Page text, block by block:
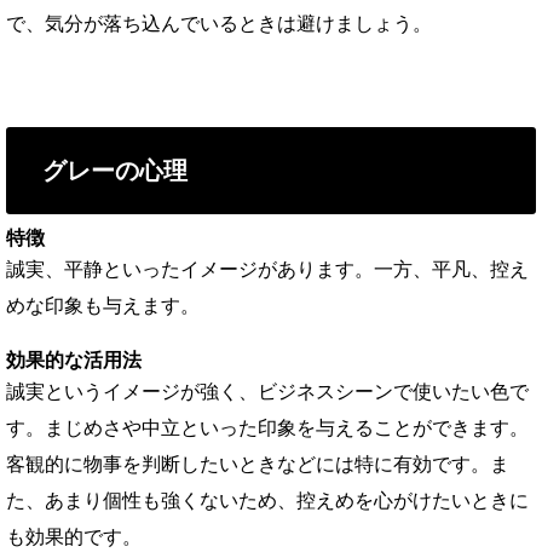
で、気分が落ち込んでいるときは避けましょう。
グレーの心理
特徴
誠実、平静といったイメージがあります。一方、平凡、控え
めな印象も与えます。
効果的な活用法
誠実というイメージが強く、ビジネスシーンで使いたい色で
す。まじめさや中立といった印象を与えることができます。
客観的に物事を判断したいときなどには特に有効です。ま
た、あまり個性も強くないため、控えめを心がけたいときに
も効果的です。